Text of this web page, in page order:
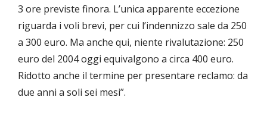
3 ore previste finora. L’unica apparente eccezione
riguarda i voli brevi, per cui l’indennizzo sale da 250
a 300 euro. Ma anche qui, niente rivalutazione: 250
euro del 2004 oggi equivalgono a circa 400 euro.
Ridotto anche il termine per presentare reclamo: da
due anni a soli sei mesi”.